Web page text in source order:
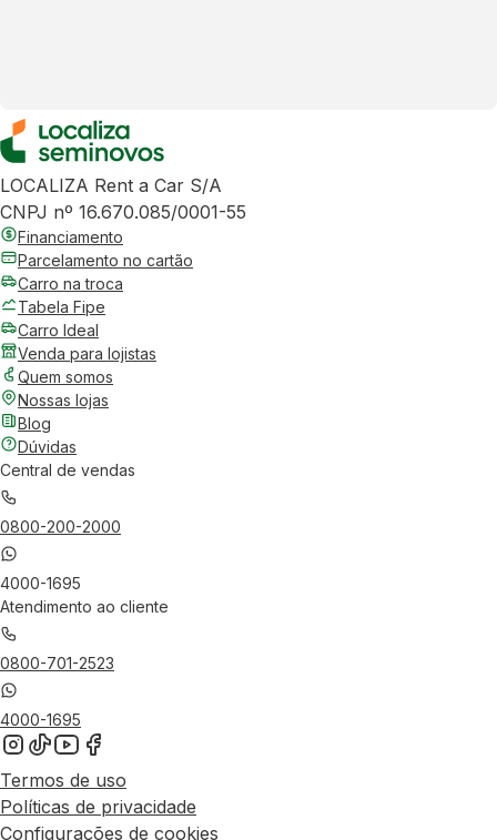
LOCALIZA Rent a Car S/A
CNPJ nº 16.670.085/0001-55
Financiamento
Parcelamento no cartão
Carro na troca
Tabela Fipe
Carro Ideal
Venda para lojistas
Quem somos
Nossas lojas
Blog
Dúvidas
Central de vendas
0800-200-2000
4000-1695
Atendimento ao cliente
0800-701-2523
4000-1695
Termos de uso
Políticas de privacidade
Configurações de cookies